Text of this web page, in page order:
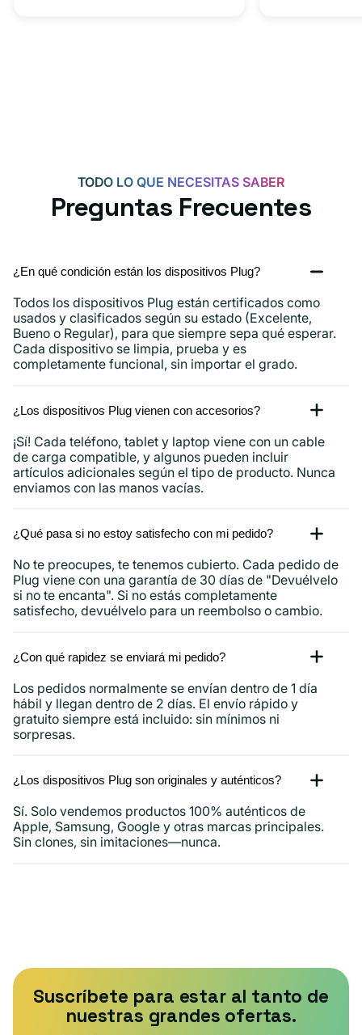
Android,
iPhone
15,
TODO LO QUE NECESITAS SABER
Preguntas Frecuentes
¿En qué condición están los dispositivos Plug?
Todos los dispositivos Plug están certificados como
usados ​​y clasificados según su estado (Excelente,
Bueno o Regular), para que siempre sepa qué esperar.
Cada dispositivo se limpia, prueba y es
completamente funcional, sin importar el grado.
¿Los dispositivos Plug vienen con accesorios?
¡Sí! Cada teléfono, tablet y laptop viene con un cable
de carga compatible, y algunos pueden incluir
artículos adicionales según el tipo de producto. Nunca
enviamos con las manos vacías.
¿Qué pasa si no estoy satisfecho con mi pedido?
No te preocupes, te tenemos cubierto. Cada pedido de
Plug viene con una garantía de 30 días de "Devuélvelo
si no te encanta". Si no estás completamente
satisfecho, devuélvelo para un reembolso o cambio.
¿Con qué rapidez se enviará mi pedido?
Los pedidos normalmente se envían dentro de 1 día
hábil y llegan dentro de 2 días. El envío rápido y
gratuito siempre está incluido: sin mínimos ni
sorpresas.
¿Los dispositivos Plug son originales y auténticos?
Sí. Solo vendemos productos 100% auténticos de
Apple, Samsung, Google y otras marcas principales.
Sin clones, sin imitaciones—nunca.
Suscríbete para estar al tanto de
nuestras grandes ofertas.